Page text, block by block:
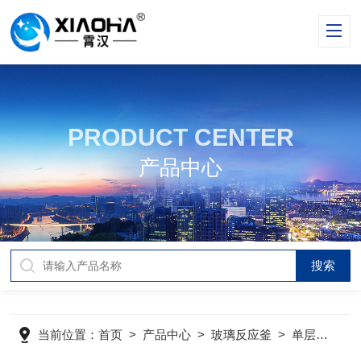
PRODUCT CENTER
产品中心
当前位置：首页 > 产品中心 >玻璃反应釜 >单层玻璃反应釜